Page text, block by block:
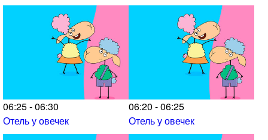
06:25 - 06:30
Отель у овечек
06:20 - 06:25
Отель у овечек